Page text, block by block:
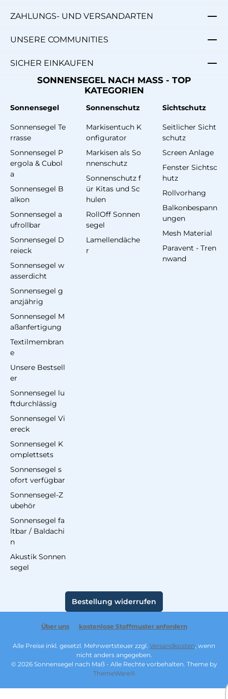
ZAHLUNGS- UND VERSANDARTEN
UNSERE COMMUNITIES
SICHER EINKAUFEN
SONNENSEGEL NACH MASS - TOP
KATEGORIEN
Sonnensegel
Sonnensegel Te
rrasse
Sonnensegel P
ergola & Cubol
a
Sonnensegel B
alkon
Sonnensegel a
ufrollbar
Sonnensegel D
reieck
Sonnensegel w
asserdicht
Sonnensegel g
anzjährig
Sonnensegel M
aßanfertigung
Textilmembran
e
Unsere Bestsell
er
Sonnensegel lu
ftdurchlässig
Sonnensegel Vi
ereck
Sonnensegel K
omplettsets
Sonnensegel s
ofort verfügbar
Sonnensegel-Z
ubehör
Sonnensegel fa
ltbar / Baldachi
n
Akustik Sonnen
segel
Sonnenschutz
Markisentuch K
onfigurator
Markisen als So
nnenschutz
Sonnenschutz f
ür Kitas und Sc
hulen
RollOff Sonnen
segel
Lamellendäche
r
Sichtschutz
Seitlicher Sicht
schutz
Screen Anlage
Fenster Sichtsc
hutz
Rollvorhang
Balkonbespann
ungen
Mesh Material
Paravent - Tren
nwand
Bestellung widerrufen
Über uns kostenlose Stoffmuster anfordern
Alle Preise inkl. gesetzl. Mehrwertsteuer zzgl. Versandkosten, wenn
nicht anders angegeben.
© 2026 Sonnensegel nach Maß - Alle Rechte vorbehalten. Theme by
ThemeWare®